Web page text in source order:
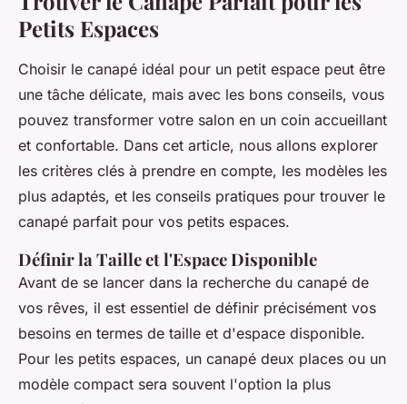
Petits Espaces
Choisir le canapé idéal pour un petit espace peut être
une tâche délicate, mais avec les bons conseils, vous
pouvez transformer votre salon en un coin accueillant
et confortable. Dans cet article, nous allons explorer
les critères clés à prendre en compte, les modèles les
plus adaptés, et les conseils pratiques pour trouver le
canapé parfait pour vos petits espaces.
Définir la Taille et l'Espace Disponible
Avant de se lancer dans la recherche du canapé de
vos rêves, il est essentiel de définir précisément vos
besoins en termes de taille et d'espace disponible.
Pour les petits espaces, un canapé deux places ou un
modèle compact sera souvent l'option la plus